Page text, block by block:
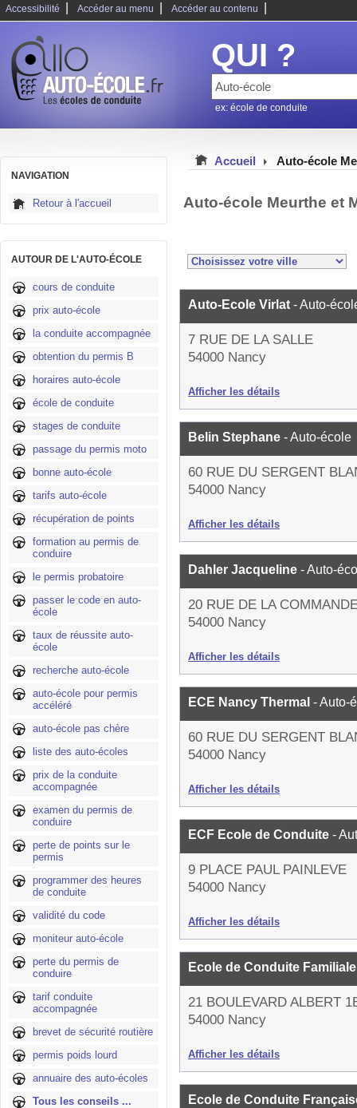
Accessibilité Accéder au menu Accéder au contenu
QUI ?
ex: école de conduite
NAVIGATION
Retour à l'accueil
AUTOUR DE L'AUTO-ÉCOLE
cours de conduite
prix auto-école
la conduite accompagnée
obtention du permis B
horaires auto-école
école de conduite
stages de conduite
passage du permis moto
bonne auto-école
tarifs auto-école
récupération de points
formation au permis de
conduire
le permis probatoire
passer le code en auto-
école
taux de réussite auto-
école
recherche auto-école
auto-école pour permis
accéléré
auto-école pas chère
liste des auto-écoles
prix de la conduite
accompagnée
examen du permis de
conduire
perte de points sur le
permis
programmer des heures
de conduite
validité du code
moniteur auto-école
perte du permis de
conduire
tarif conduite
accompagnée
brevet de sécurité routière
permis poids lourd
annuaire des auto-écoles
Tous les conseils ...
Accueil Auto-école
Auto-école Meurthe et
Auto-Ecole Virlat - Auto-
7 RUE DE LA SALLE
54000 Nancy
Afficher les détails
Belin Stephane - Auto-école
60 RUE DU SERGENT
54000 Nancy
Afficher les détails
Dahler Jacqueline - Auto-
20 RUE DE LA
54000 Nancy
Afficher les détails
ECE Nancy Thermal - Auto-
60 RUE DU SERGENT
54000 Nancy
Afficher les détails
ECF Ecole de Conduite -
9 PLACE PAUL PAINLEVE
54000 Nancy
Afficher les détails
Ecole de Conduite
21 BOULEVARD ALBERT
54000 Nancy
Afficher les détails
Ecole de Conduite